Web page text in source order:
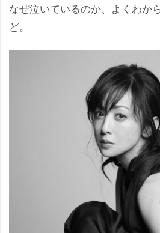
なぜ泣いているのか、よくわか
ど。